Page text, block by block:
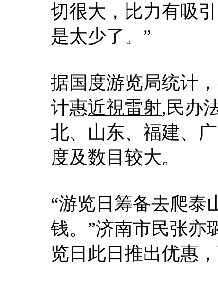
切很大，比力有吸
是太少了。”
据国度游览局统计
计惠近視雷射,民办
北、山东、福建、
度及数目较大。
“游览日筹备去爬泰
钱。”济南市民张亦
览日此日推出优惠